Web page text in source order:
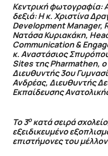
Κεντρική φωτογραφία:
δεξιά: H κ. Χριστίνα
Development Manager,
Νατάσα Κυριακάκη,
Communication &
κ. Αναστάσιος
Sites της Pharmathen,
Διευθυντής 3ου
Ανδρέας, Διευθυντής
Εκπαίδευσης
Το 3οκατά σειρά
εξειδικευμένο
επιστήμονες του